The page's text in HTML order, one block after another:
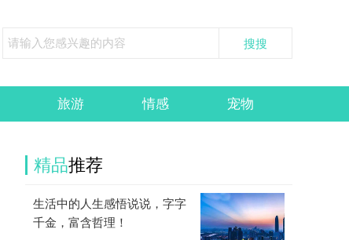
旅游 情感 宠物
精品推荐
生活中的人生感悟说说，字字
千金，富含哲理！